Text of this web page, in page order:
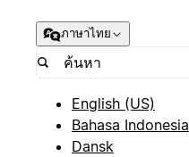
ภาษาไทย
English (US)
Bahasa Indonesia
Dansk